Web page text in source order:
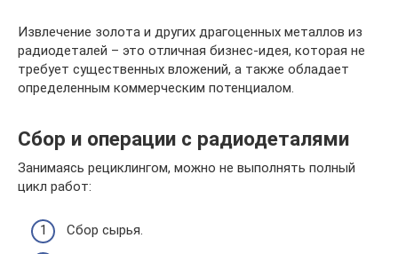
Извлечение золота и других драгоценных металлов из
радиодеталей – это отличная бизнес-идея, которая не
требует существенных вложений, а также обладает
определенным коммерческим потенциалом.
Сбор и операции с радиодеталями
Занимаясь рециклингом, можно не выполнять полный
цикл работ:
Сбор сырья.